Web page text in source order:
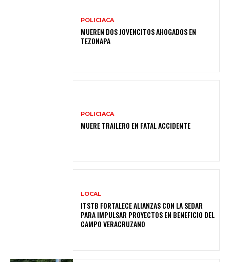
POLICIACA
MUEREN DOS JOVENCITOS AHOGADOS EN
TEZONAPA
POLICIACA
MUERE TRAILERO EN FATAL ACCIDENTE
LOCAL
ITSTB FORTALECE ALIANZAS CON LA SEDAR
PARA IMPULSAR PROYECTOS EN BENEFICIO DEL
CAMPO VERACRUZANO